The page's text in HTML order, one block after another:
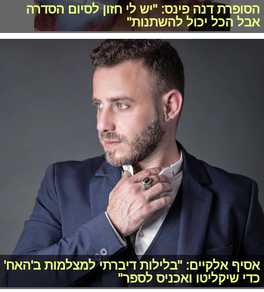
הסופרת דנה פינס: "יש לי חזון לסיום הסדרה
אבל הכל יכול להשתנות"
אסיף אלקיים: "בלילות דיברתי למצלמות ב'האח'
כדי שיקליטו ואכניס לספר"